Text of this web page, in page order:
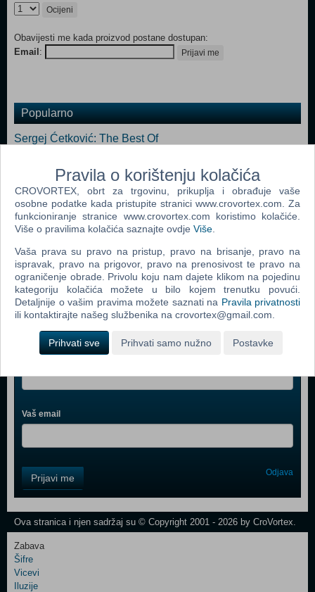
Ocijeni
Obavijesti me kada proizvod postane dostupan:
Email : Prijavi me
Popularno
Sergej Ćetković: The Best Of
Toše Proeski: Best Of Toše Proeski
Toše Proeski: Igra Bez Granica
Toše Proeski: Ako Me Pogledaš U Oči
Toše Proeski: The Hardest Thing
Webshop newsletter
Ime i prezime
Vaš email
Field
One
Newsletter
Control
Field
Prijavi me Odjava
Ova stranica i njen sadržaj su © Copyright 2001 - 2026 by CroVortex.
Zabava
Šifre
Vicevi
Iluzije
Pravila o korištenju kolačića
CROVORTEX, obrt za trgovinu, prikuplja i obrađuje vaše
osobne podatke kada pristupite stranici www.crovortex.com. Za
funkcioniranje stranice www.crovortex.com koristimo kolačiće.
Više o pravilima kolačića saznajte ovdje Više
Vaša prava su pravo na pristup, pravo na brisanje, pravo na
ispravak, pravo na prigovor, pravo na prenosivost te pravo na
ograničenje obrade. Privolu koju nam dajete klikom na pojedinu
kategoriju kolačića možete u bilo kojem trenutku povući.
Detaljnije o vašim pravima možete saznati na Pravila privatnosti
ili kontaktirajte našeg službenika na crovortex@gmail.com.
Prihvati sve Prihvati samo nužno Postavke